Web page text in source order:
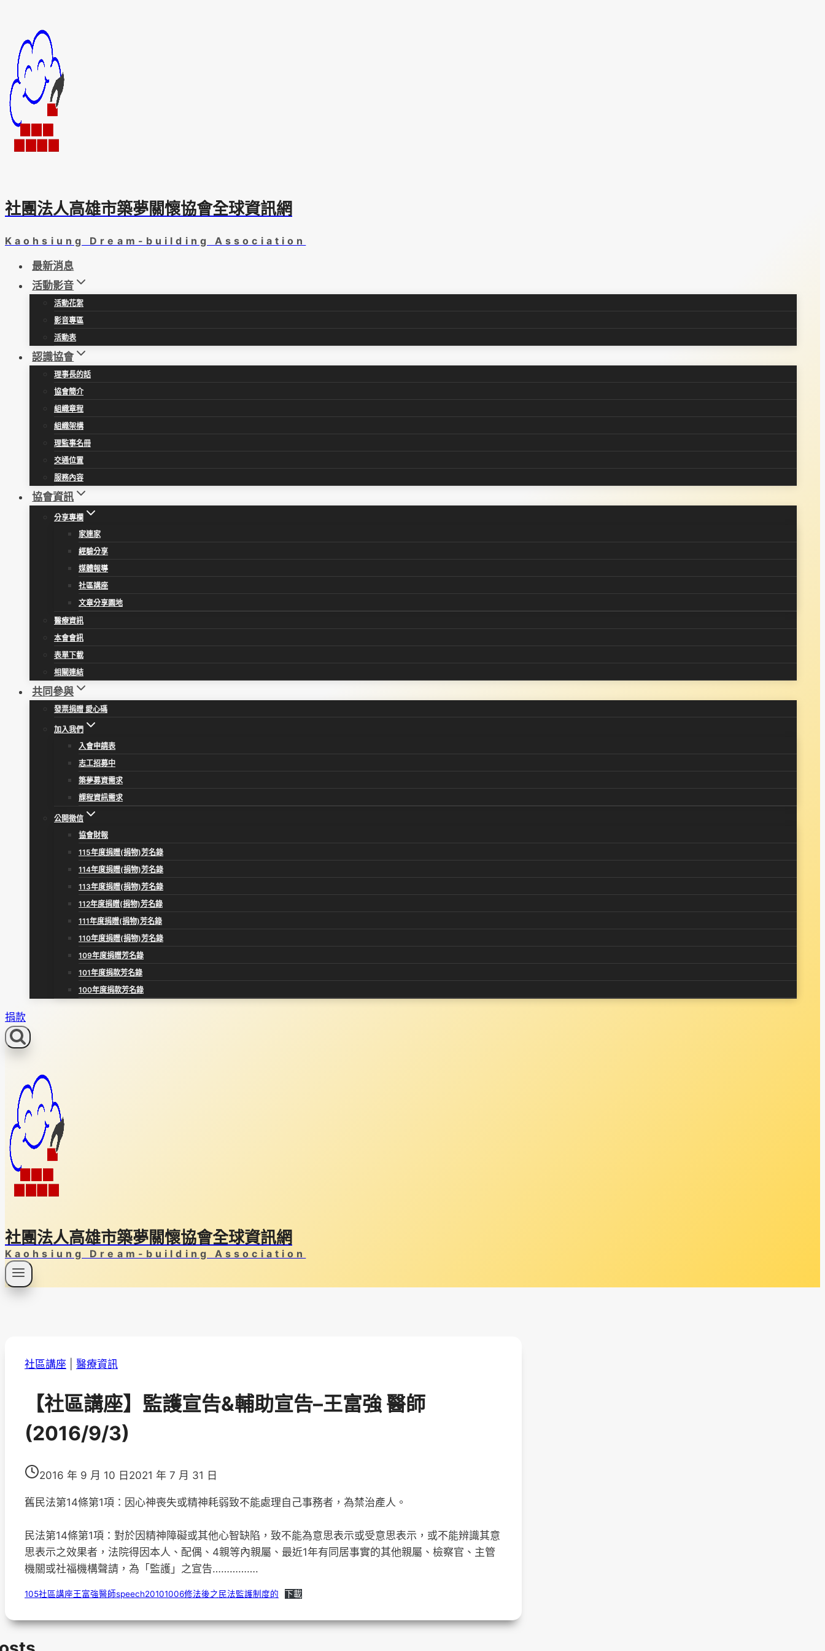
content
社團法人高雄市築夢關懷協會全球資訊網
Kaohsiung Dream-building Association
最新消息
活動影音
活動花絮
影音專區
活動表
認識協會
理事長的話
協會簡介
組織章程
組織架構
理監事名冊
交通位置
服務內容
協會資訊
分享專欄
家連家
經驗分享
媒體報導
社區講座
文章分享園地
醫療資訊
本會會訊
表單下載
相關連結
共同參與
發票捐贈 愛心碼
加入我們
入會申請表
志工招募中
築夢募資需求
課程資訊需求
公開徵信
協會財報
115年度捐贈(捐物)芳名錄
114年度捐贈(捐物)芳名錄
113年度捐贈(捐物)芳名錄
112年度捐贈(捐物)芳名錄
111年度捐贈(捐物)芳名錄
110年度捐贈(捐物)芳名錄
109年度捐贈芳名錄
101年度捐款芳名錄
100年度捐款芳名錄
捐款
社團法人高雄市築夢關懷協會全球資訊網
Kaohsiung Dream-building Association
社區講座 醫療資訊
【社區講座】監護宣告&輔助宣告–王富強 醫師
(2016/9/3)
2016 年 9 月 10 日 2021 年 7 月 31 日
舊民法第14條第1項：因心神喪失或精神耗弱致不能處理自己事務者，為禁治產人。
民法第14條第1項：對於因精神障礙或其他心智缺陷，致不能為意思表示或受意思表示，或不能辨識其意
思表示之效果者，法院得因本人、配偶、4親等內親屬、最近1年有同居事實的其他親屬、檢察官、主管
機關或社福機構聲請，為「監護」之宣告…………….
105社區講座王富強醫師speech20101006修法後之民法監護制度的 下載